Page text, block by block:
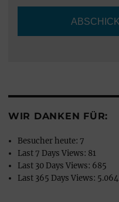
WIR DANKEN FÜR:
Besucher heute: 7
Last 7 Days Views: 81
Last 30 Days Views: 685
Last 365 Days Views: 5.064